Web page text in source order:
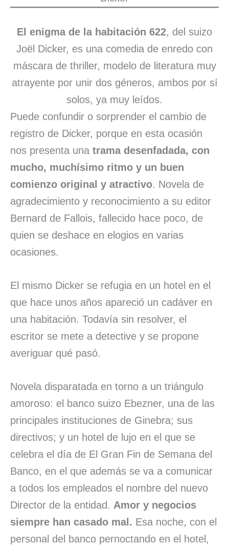
El enigma de la habitación 622, del suizo
Joël Dicker, es una comedia de enredo con
máscara de thriller, modelo de literatura muy
atrayente por unir dos géneros, ambos por sí
solos, ya muy leídos.
Puede confundir o sorprender el cambio de
registro de Dicker, porque en esta ocasión
nos presenta una trama desenfadada, con
mucho, muchísimo ritmo y un buen
comienzo original y atractivo. Novela de
agradecimiento y reconocimiento a su editor
Bernard de Fallois, fallecido hace poco, de
quien se deshace en elogios en varias
ocasiones.
El mismo Dicker se refugia en un hotel en el
que hace unos años apareció un cadáver en
una habitación. Todavía sin resolver, el
escritor se mete a detective y se propone
averiguar qué pasó.
Novela disparatada en torno a un triángulo
amoroso: el banco suizo Ebezner, una de las
principales instituciones de Ginebra; sus
directivos; y un hotel de lujo en el que se
celebra el día de El Gran Fin de Semana del
Banco, en el que además se va a comunicar
a todos los empleados el nombre del nuevo
Director de la entidad. Amor y negocios
siempre han casado mal. Esa noche, con el
personal del banco pernoctando en el hotel,